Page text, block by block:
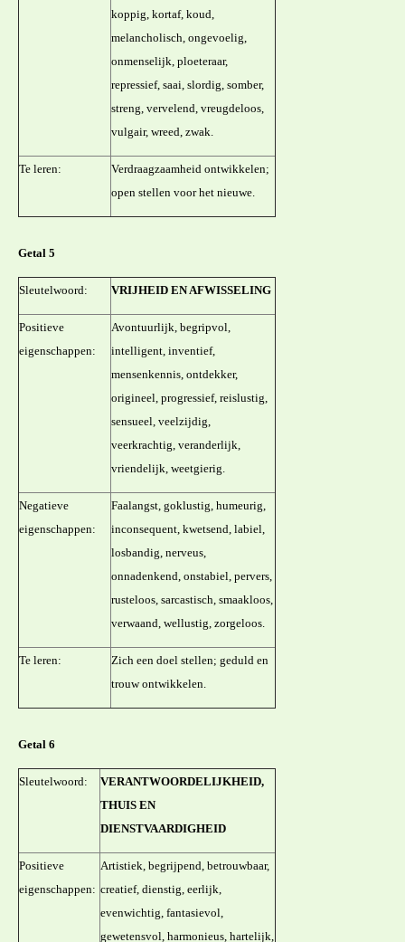
koppig, kortaf, koud,
melancholisch, ongevoelig,
onmenselijk, ploeteraar,
repressief, saai, slordig, somber,
streng, vervelend, vreugdeloos,
vulgair, wreed, zwak.
Te leren:
Verdraagzaamheid ontwikkelen;
open stellen voor het nieuwe.
Getal 5
Sleutelwoord: VRIJHEID EN AFWISSELING
Positieve
eigenschappen:
Avontuurlijk, begripvol,
intelligent, inventief,
mensenkennis, ontdekker,
origineel, progressief, reislustig,
sensueel, veelzijdig,
veerkrachtig, veranderlijk,
vriendelijk, weetgierig.
Negatieve
eigenschappen:
Faalangst, goklustig, humeurig,
inconsequent, kwetsend, labiel,
losbandig, nerveus,
onnadenkend, onstabiel, pervers,
rusteloos, sarcastisch, smaakloos,
verwaand, wellustig, zorgeloos.
Te leren:
Zich een doel stellen; geduld en
trouw ontwikkelen.
Getal 6
Sleutelwoord:
VERANTWOORDELIJKHEID,
THUIS EN
DIENSTVAARDIGHEID
Positieve
eigenschappen:
Artistiek, begrijpend, betrouwbaar,
creatief, dienstig, eerlijk,
evenwichtig, fantasievol,
gewetensvol, harmonieus, hartelijk,